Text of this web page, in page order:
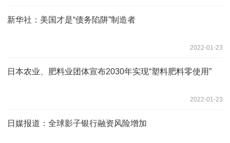
新华社：美国才是“债务陷阱”制造者
2022-01-23
日本农业、肥料业团体宣布2030年实现“塑料肥料零使用”
2022-01-23
日媒报道：全球影子银行融资风险增加